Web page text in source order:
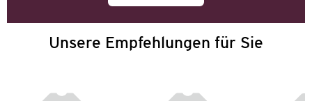
Unsere Empfehlungen für Sie